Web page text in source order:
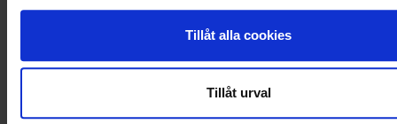
Tillåt alla cookies
Tillåt urval